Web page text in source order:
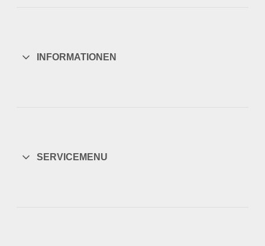
INFORMATIONEN
SERVICEMENU